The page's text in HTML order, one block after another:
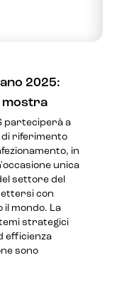
2025:
mostra
parteciperà a
di riferimento
in
unica
settore del
con
mondo. La
strategici
efficienza
sono